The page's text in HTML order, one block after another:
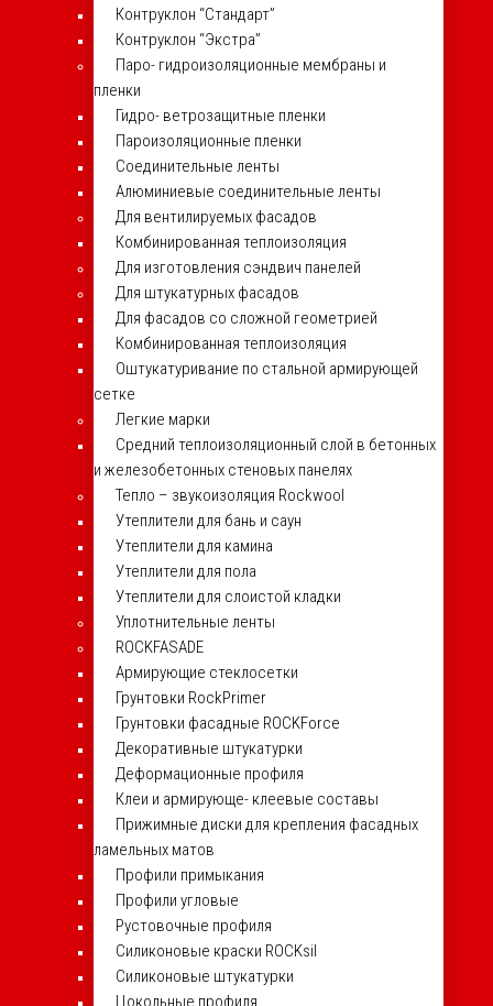
Контруклон “Стандарт”
Контруклон “Экстра”
Паро- гидроизоляционные мембраны и
пленки
Гидро- ветрозащитные пленки
Пароизоляционные пленки
Соединительные ленты
Алюминиевые соединительные ленты
Для вентилируемых фасадов
Комбинированная теплоизоляция
Для изготовления сэндвич панелей
Для штукатурных фасадов
Для фасадов со сложной геометрией
Комбинированная теплоизоляция
Оштукатуривание по стальной армирующей
сетке
Легкие марки
Средний теплоизоляционный слой в бетонных
и железобетонных стеновых панелях
Тепло – звукоизоляция Rockwool
Утеплители для бань и саун
Утеплители для камина
Утеплители для пола
Утеплители для слоистой кладки
Уплотнительные ленты
ROCKFASADE
Армирующие стеклосетки
Грунтовки RockPrimer
Грунтовки фасадные ROCKForce
Декоративные штукатурки
Деформационные профиля
Клеи и армирующе- клеевые составы
Прижимные диски для крепления фасадных
ламельных матов
Профили примыкания
Профили угловые
Рустовочные профиля
Силиконовые краски ROCKsil
Силиконовые штукатурки
Цокольные профиля